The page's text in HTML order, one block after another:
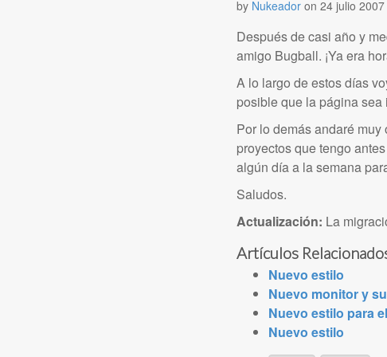
by Nukeador on 24 julio 2007
Después de casi año y
amigo Bugball. ¡Ya era
A lo largo de estos días
posible que la página
Por lo demás andaré
proyectos que tengo
algún día a la semana
Saludos.
Actualización: La
Artículos
Nuevo estilo
Nuevo monitor y
Nuevo estilo para
Nuevo estilo